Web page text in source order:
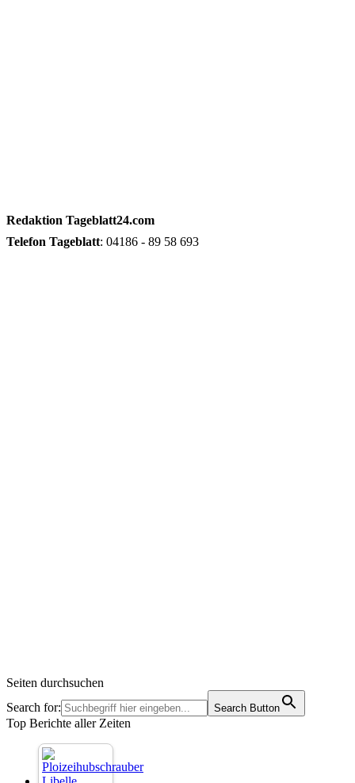
Redaktion Tageblatt24.com
Telefon Tageblatt: 04186 - 89 58 693
Seiten durchsuchen
Search for:
Search Button
Top Berichte aller Zeiten